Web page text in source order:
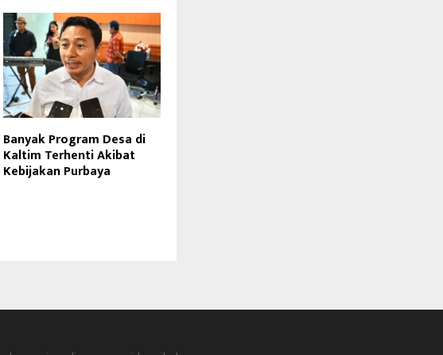
Banyak Program Desa di
Kaltim Terhenti Akibat
Kebijakan Purbaya